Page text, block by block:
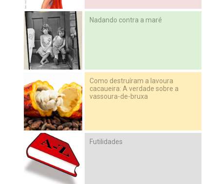
Nadando contra a maré
Como destruíram a lavoura
cacaueira: A verdade sobre a
vassoura-de-bruxa
Futilidades